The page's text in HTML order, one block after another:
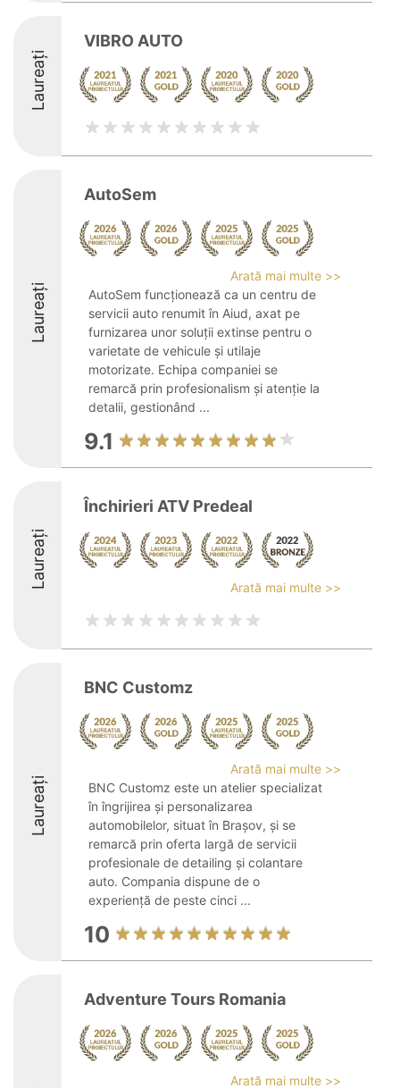
Laureați
VIBRO AUTO
Laureați
AutoSem
Arată mai multe >>
AutoSem funcționează ca un centru de
servicii auto renumit în Aiud, axat pe
furnizarea unor soluții extinse pentru o
varietate de vehicule și utilaje
motorizate. Echipa companiei se
remarcă prin profesionalism și atenție la
detalii, gestionând ...
9.1
Laureați
Închirieri ATV Predeal
Arată mai multe >>
Laureați
BNC Customz
Arată mai multe >>
BNC Customz este un atelier specializat
în îngrijirea și personalizarea
automobilelor, situat în Brașov, și se
remarcă prin oferta largă de servicii
profesionale de detailing și colantare
auto. Compania dispune de o
experiență de peste cinci ...
10
Adventure Tours Romania
Arată mai multe >>